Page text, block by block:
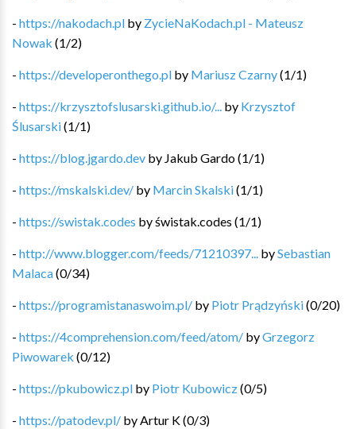
- https://nakodach.pl by ZycieNaKodach.pl - Mateusz
Nowak (1/2)
- https://developeronthego.pl by Mariusz Czarny(1/1)
- https://krzysztofslusarski.github.io/... by Krzysztof
Ślusarski(1/1)
- https://blog.jgardo.dev by Jakub Gardo(1/1)
- https://mskalski.dev/ by Marcin Skalski(1/1)
- https://swistak.codes byświstak.codes (1/1)
- http://www.blogger.com/feeds/71210397... bySebastian
Malaca(0/34)
- https://programistanaswoim.pl/ by Piotr Prądzyński(0/20)
- https://4comprehension.com/feed/atom/ byGrzegorz
Piwowarek (0/12)
- https://pkubowicz.pl by Piotr Kubowicz(0/5)
- https://patodev.pl/ by Artur K(0/3)